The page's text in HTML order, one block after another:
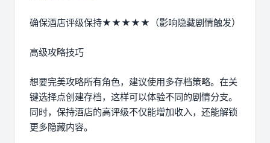
确保酒店评级保持★★★★★（影响隐藏剧情触发）
高级攻略技巧
想要完美攻略所有角色，建议使用多存档策略。在关
键选择点创建存档，这样可以体验不同的剧情分支。
同时，保持酒店的高评级不仅能增加收入，还能解锁
更多隐藏内容。